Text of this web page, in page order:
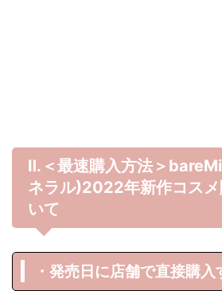
Ⅱ.＜最速購入方法＞
ネラル)2022年新作コス
いて
・発売日に店舗で直接購入